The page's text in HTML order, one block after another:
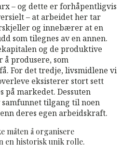
– og dette er forhåpentligvis
– at arbeidet her tar
og innebærer at en
som tilegnes av en annen.
og de produktive
å produsere, som
For det tredje, livsmidlene vi
eksisterer stort sett
på markedet. Dessuten
tilgang til noen
deres egen arbeidskraft.
måten å organisere
en historisk unik rolle.